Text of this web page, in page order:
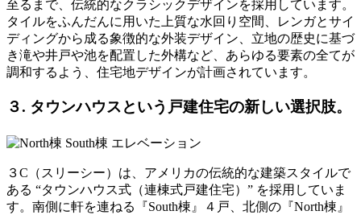
至るまで、伝統的なクラシックデザインを採用しています。
タイルをふんだんに用いた上質な水回り空間、レンガとサイ
ディングから成る象徴的な外装デザイン、立地の歴史に基づ
き滝や井戸や池を配置した外構など、あらゆる要素の全てが
調和するよう、住宅地デザインが計画されています。
３. タウンハウスという戸建住宅の新しい選択肢。
３C（スリーシー）は、アメリカの伝統的な建築スタイルで
ある “タウンハウス式（連棟式戸建住宅）” を採用していま
す。南側に軒を連ねる『South棟』４戸、北側の『North棟』